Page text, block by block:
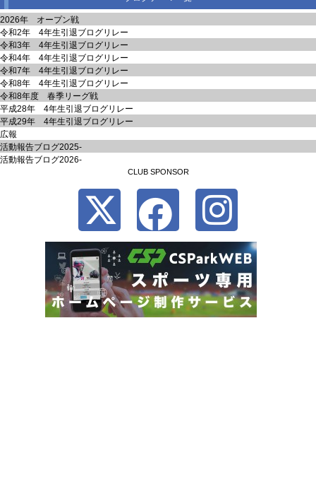
2026年 オープン戦
令和2年 4年生引退ブログリレー
令和3年 4年生引退ブログリレー
令和4年 4年生引退ブログリレー
令和7年 4年生引退ブログリレー
令和8年 4年生引退ブログリレー
令和8年度 春季リーグ戦
平成28年 4年生引退ブログリレー
平成29年 4年生引退ブログリレー
広報
活動報告ブログ2025-
活動報告ブログ2026-
CLUB SPONSOR